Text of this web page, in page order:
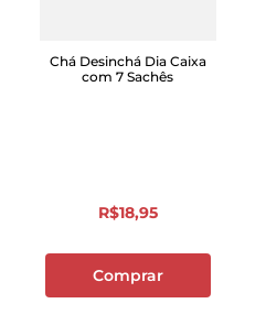
Chá Desinchá Dia Caixa
com 7 Sachês
R$18,95
Comprar